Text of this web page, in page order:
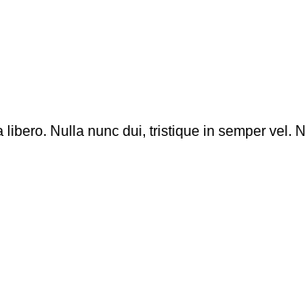
Nulla nunc dui, tristique in semper vel.